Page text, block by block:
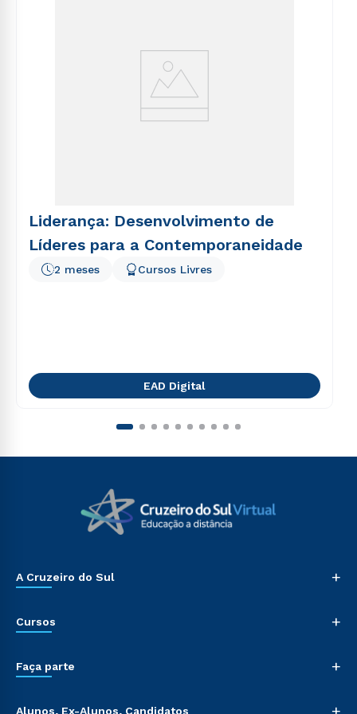
Liderança: Desenvolvimento de
Líderes para a Contemporaneidade
2 meses Cursos Livres
EAD Digital
A Cruzeiro do Sul +
Cursos +
Faça parte +
Alunos, Ex-Alunos, Candidatos